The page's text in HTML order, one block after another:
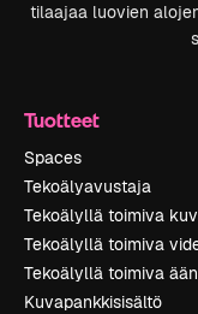
tilaajaa luovien
Tuotteet
Spaces
Tekoälyavustaja
Tekoälyllä toimiva
Tekoälyllä toimiva
Tekoälyllä toimiva
Kuvapankkisisältö